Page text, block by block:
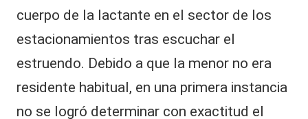
cuerpo de la lactante en el sector de los
estacionamientos tras escuchar el
estruendo. Debido a que la menor no era
residente habitual, en una primera instancia
no se logró determinar con exactitud el